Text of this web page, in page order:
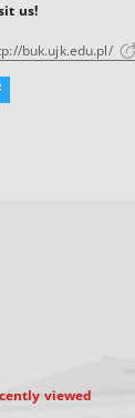
us!
buk.ujk.edu.pl/
viewed